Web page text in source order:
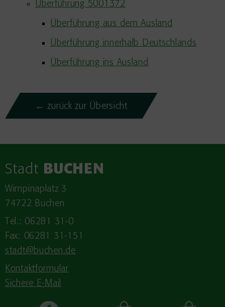
Überführung 5001372
Überführung aus dem Ausland
Überführung innerhalb Deutschlands
Überführung ins Ausland
← zurück zur Übersicht
Stadt BUCHEN
Wimpinaplatz 3
74722 Buchen
Tel.: 06281 31-0
Fax: 06281 31-151
stadt@buchen.de
Kontaktformular
Sichere E-Mail